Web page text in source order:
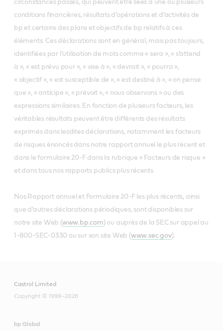
circonstances passés, qui peuvent être liées à une ou plusieurs
conditions financières, résultats d’opérations et d’activités de
bp et certains des plans et objectifs de bp relatifs à ces
éléments. Ces déclarations sont en général, mais pas toujours,
identifiées par l’utilisation de mots comme « sera », « s’attend
à », « est prévu pour », « vise à », « devrait », « pourra »,
« objectif », « est susceptible de », « est destiné à », « on pense
que », « anticipe », « prévoit », « nous observons » ou des
expressions similaires. En fonction de plusieurs facteurs, les
véritables résultats peuvent être différents des résultats
exprimés dans lesdites déclarations, notamment les facteurs
de risques énoncés dans notre rapport annuel le plus récent et
dans le formulaire 20-F dans la rubrique « Facteurs de risque »
et dans tous nos rapports publics plus récents.
Nos Rapport annuel et Formulaire 20-F les plus récents, ainsi
que d’autres déclarations périodiques, sont disponibles sur
notre site Web (www.bp.com) ou auprès de la SEC sur appel au
1-800-SEC-0330 ou sur son site Web (www.sec.gov).
Castrol Limited
Copyright © 1999–2026
bp Global